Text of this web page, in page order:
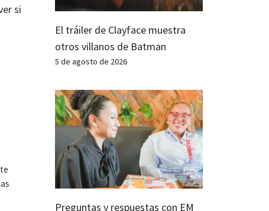
si
El tráiler de Clayface muestra
otros villanos de Batman
5 de agosto de 2026
Preguntas y respuestas con EM